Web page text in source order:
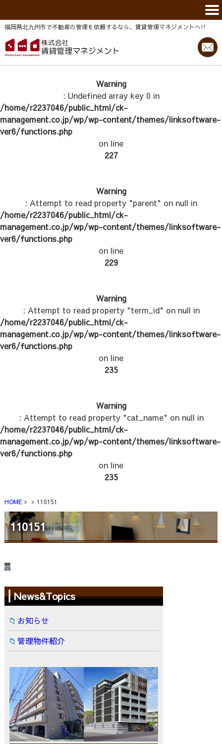
福岡県北九州市で不動産の管理を依頼するなら、賃貸管理マネジメントヘ!!
Warning
: Undefined array key 0 in
/home/r2237046/public_html/ck-
management.co.jp/wp/wp-content/themes/linksoftware-
ver6/functions.php
on line
227
Warning
: Attempt to read property "parent" on null in
/home/r2237046/public_html/ck-
management.co.jp/wp/wp-content/themes/linksoftware-
ver6/functions.php
on line
229
Warning
: Attempt to read property "term_id" on null in
/home/r2237046/public_html/ck-
management.co.jp/wp/wp-content/themes/linksoftware-
ver6/functions.php
on line
235
Warning
: Attempt to read property "cat_name" on null in
/home/r2237046/public_html/ck-
management.co.jp/wp/wp-content/themes/linksoftware-
ver6/functions.php
on line
235
HOME 110151
110151
News&Topics
お知らせ
管理物件紹介